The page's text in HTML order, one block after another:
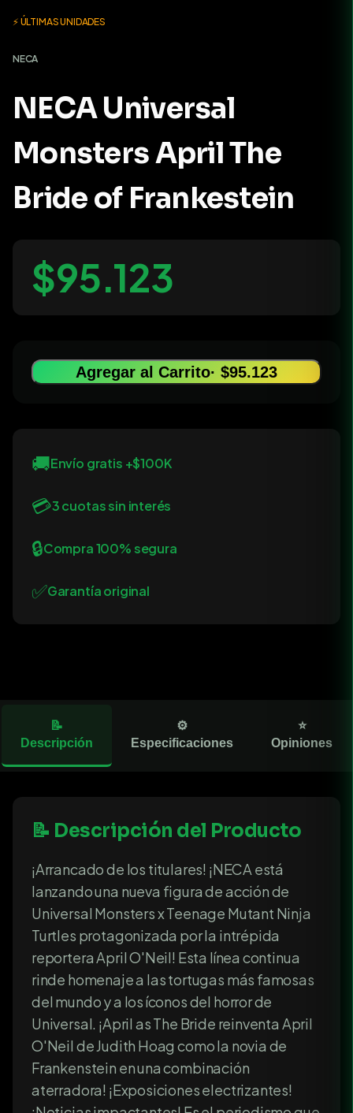
⚡ ÚLTIMAS UNIDADES
NECA
NECA Universal
Monsters April The
Bride of Frankestein
$95.123
Agregar al Carrito· $95.123
🚚Envío gratis +$100K
💳3 cuotas sin interés
🔒Compra 100% segura
✅Garantía original
📝
Descripción
⚙️
Especificaciones
⭐
Opiniones
📝 Descripción del Producto
¡Arrancado de los titulares! ¡NECA está
lanzando una nueva figura de acción de
Universal Monsters x Teenage Mutant Ninja
Turtles protagonizada por la intrépida
reportera April O'Neil! Esta línea continua
rinde homenaje a las tortugas más famosas
del mundo y a los íconos del horror de
Universal. ¡April as The Bride reinventa April
O'Neil de Judith Hoag como la novia de
Frankenstein en una combinación
aterradora! ¡Exposiciones electrizantes!